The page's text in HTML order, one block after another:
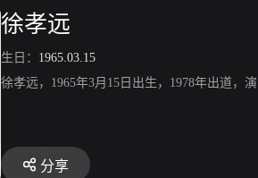
徐孝远
生日： 1965.03.15
徐孝远，1965年3月15日出生，1978年出道，
分享